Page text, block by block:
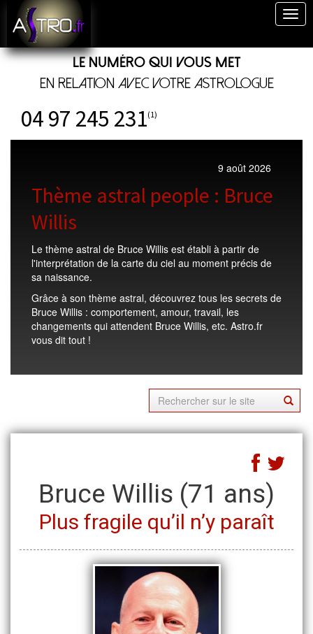
Le numéro qui vous met
en relation avec votre astrologue
04 97 245 231(1)
9 août 2026
Thème astral people : Bruce
Willis
Le thème astral de Bruce Willis est établi à partir de
l'interprétation de la carte du ciel au moment précis de
sa naissance.
Grâce à son thème astral, découvrez tous les secrets de
Bruce Willis : comportement, amour, travail, les
changements qui attendent Bruce Willis, etc. Astro.fr
vous dit tout !
Bruce Willis (71 ans)
Plus fragile qu’il n’y paraît